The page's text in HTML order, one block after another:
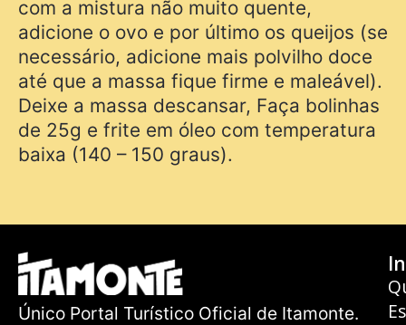
com a mistura não muito quente,
adicione o ovo e por último os queijos (se
necessário, adicione mais polvilho doce
até que a massa fique firme e maleável).
Deixe a massa descansar, Faça bolinhas
de 25g e frite em óleo com temperatura
baixa (140 – 150 graus).
Único Portal Turístico Oficial de Itamonte.